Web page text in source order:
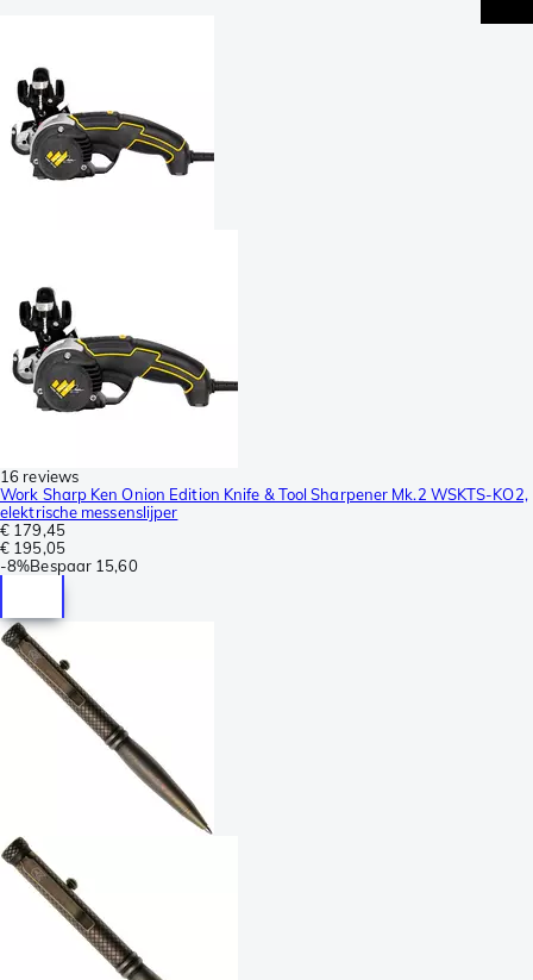
16 reviews
Work Sharp Ken Onion Edition Knife & Tool Sharpener Mk.2 WSKTS-KO2,
elektrische messenslijper
€ 179,45
€ 195,05
-8%Bespaar 15,60